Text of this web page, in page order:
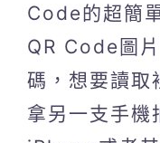
Code的超簡
QR Code圖
碼，想要讀取
拿另一支手機